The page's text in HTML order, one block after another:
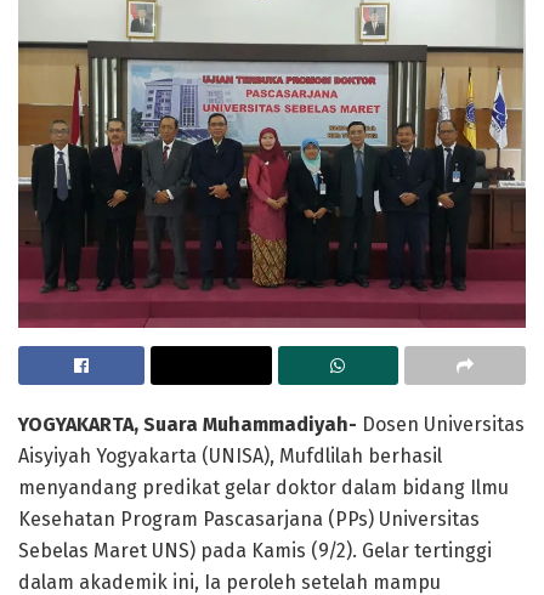
YOGYAKARTA, Suara Muhammadiyah- Dosen Universitas
Aisyiyah Yogyakarta (UNISA), Mufdlilah berhasil
menyandang predikat gelar doktor dalam bidang Ilmu
Kesehatan Program Pascasarjana (PPs) Universitas
Sebelas Maret UNS) pada Kamis (9/2). Gelar tertinggi
dalam akademik ini, Ia peroleh setelah mampu